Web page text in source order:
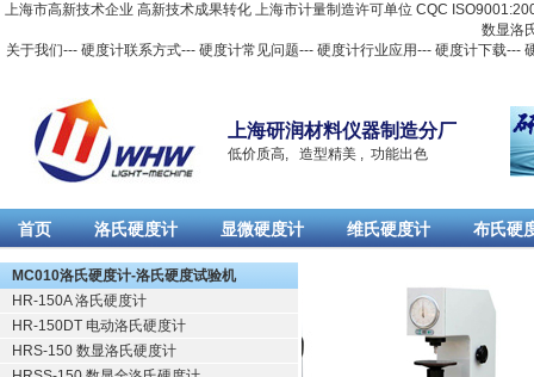
上海市高新技术企业 高新技术成果转化 上海市计量制造许可单位 CQC
数显洛
关于我们---硬度计联系方式---硬度计常见问题---硬度计行业应用---硬度计下载---
上海研润材料仪器制造分厂
低价质高, 造型精美 , 功能出色
首页 洛氏硬度计 显微硬度计 维氏硬度计
布氏硬
Русский
MC010洛氏硬度计-洛氏硬度试验机
HR-150A 洛氏硬度计
HR-150DT 电动洛氏硬度计
HRS-150 数显洛氏硬度计